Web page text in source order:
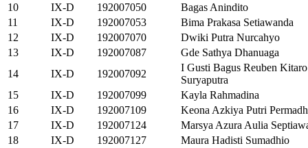
10
IX-D 192007050
Bagas Anindito
11
IX-D 192007053
Bima Prakasa Setiawanda
12
IX-D 192007070
Dwiki Putra Nurcahyo
13
IX-D 192007087
Gde Sathya Dhanuaga
14
IX-D 192007092
I Gusti Bagus Reuben Kitaro
Suryaputra
15
IX-D 192007099
Kayla Rahmadina
16
IX-D 192007109
Keona Azkiya Putri
17
IX-D 192007124
Marsya Azura Aulia
18
IX-D 192007127
Maura Hadisti Sumadhio